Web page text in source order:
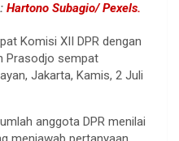
Hartono Subagio/ Pexels.
Komisi XII DPR dengan
Prasodjo sempat
Jakarta, Kamis, 2 Juli
anggota DPR menilai